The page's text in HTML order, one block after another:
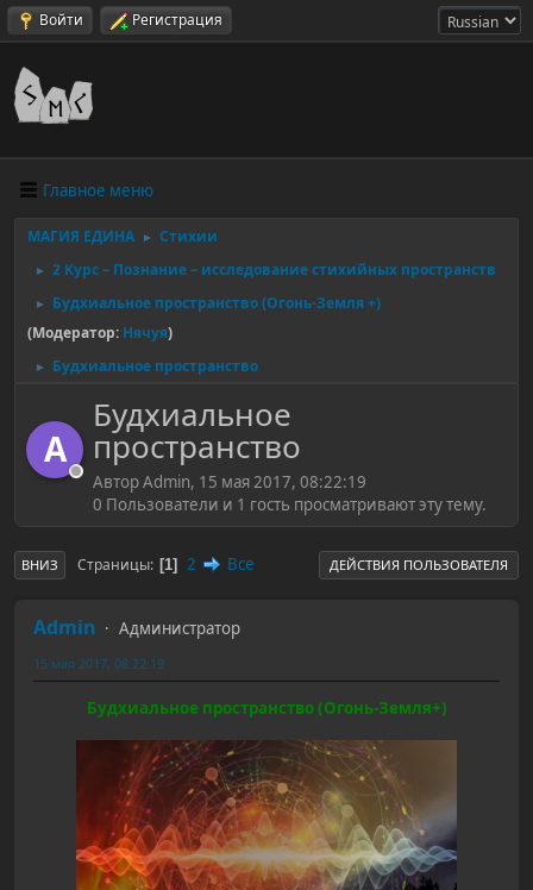
Войти Регистрация
Главное меню
МАГИЯ ЕДИНА ► Стихии
► 2 Курс – Познание – исследование стихийных пространств
►
Будхиальное пространство (Огонь-Земля +)
(Модератор: Нячуя)
► Будхиальное пространство
A
Будхиальное
пространство
Автор Admin, 15 мая 2017, 08:22:19
0 Пользователи и 1 гость просматривают эту тему.
ВНИЗ Страницы 1 2 Все ДЕЙСТВИЯ ПОЛЬЗОВАТЕЛЯ
Admin Администратор
15 мая 2017, 08:22:19
Будхиальное пространство (Огонь-Земля+)